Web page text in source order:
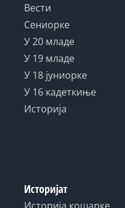
Вести
Сениорке
У 20 младе
У 19 младе
У 18 јуниорке
У 16 кадеткиње
Историја
Историјат